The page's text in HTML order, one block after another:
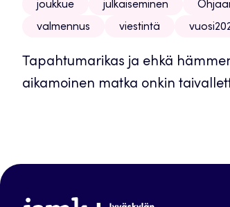
joukkue julkaiseminen
valmennus
viestintä
Tapahtumarikas ja ehkä
aikamoinen matka onkin